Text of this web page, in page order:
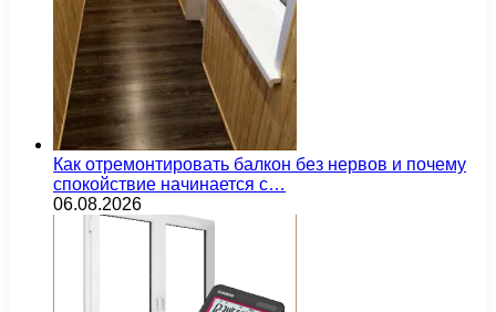
Как отремонтировать балкон без нервов и почему
спокойствие начинается с…
06.08.2026